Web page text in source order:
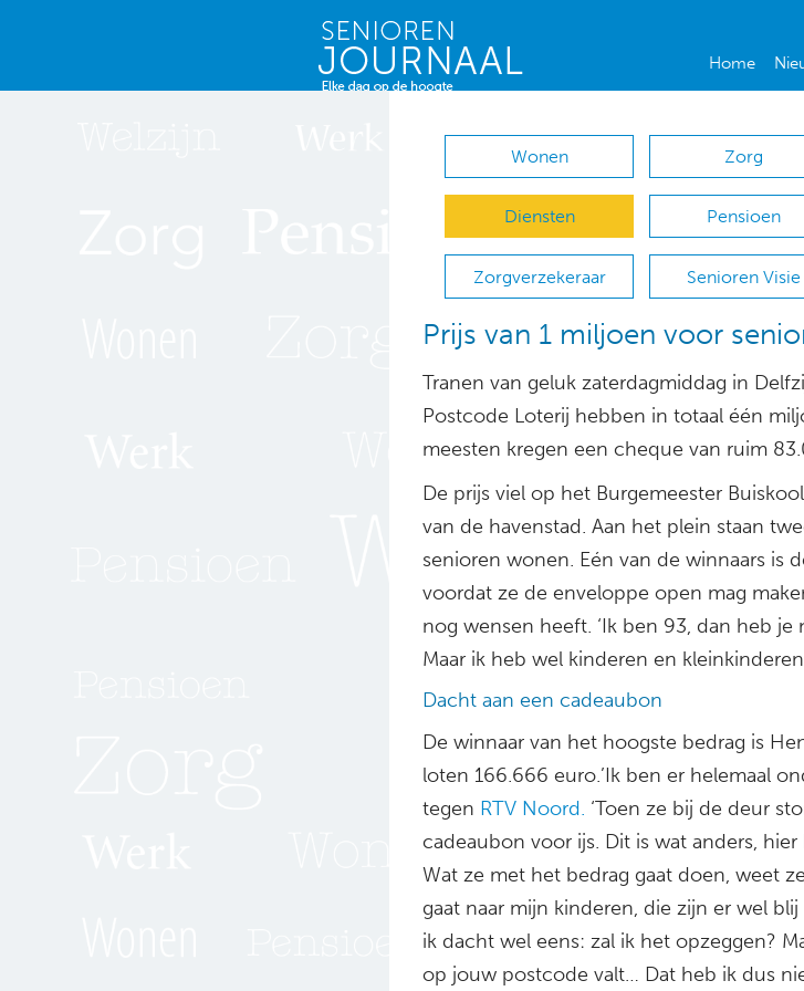
Home
Wonen Zorg
Diensten Pensioen
Zorgverzekeraar Senioren Visie
Prijs van 1 miljoen voor
Tranen van geluk zaterdagmiddag in
Postcode Loterij hebben in totaal één
meesten kregen een cheque van ruim
De prijs viel op het Burgemeester
van de havenstad. Aan het plein staan
senioren wonen. Eén van de winnaars is
voordat ze de enveloppe open mag
nog wensen heeft. ‘Ik ben 93, dan heb je
Maar ik heb wel kinderen en
Dacht aan een cadeaubon
De winnaar van het hoogste bedrag is
loten 166.666 euro.’Ik ben er helemaal
tegen RTV Noord. ‘Toen ze bij de deur
cadeaubon voor ijs. Dit is wat anders,
Wat ze met het bedrag gaat doen, weet
gaat naar mijn kinderen, die zijn er wel
ik dacht wel eens: zal ik het opzeggen?
op jouw postcode valt… Dat heb ik dus